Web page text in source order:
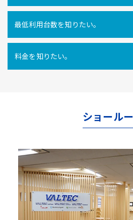
利用時間ログ（PC利用開始・終了
インターネットに接続できない環
用ログをパソコン内に一時的に蓄
の再接続時に遡ってパソコン利用
刻を行うことができます。
最低利用台数を知りたい。
10ライセンス以上からご利用いた
料金を知りたい。
ショール